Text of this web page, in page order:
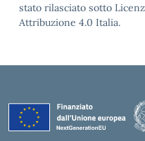
stato rilasciato sotto
Attribuzione 4.0 Italia.